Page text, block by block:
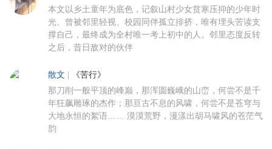
本文以乡土童年为底色，记叙山村少女贫寒压抑的少年时
光。曾被邻里轻视、校园同伴孤立排挤，唯有埋头苦读支
撑自己，最终成为全村唯一考上初中的人。邻里态度反转
之后，昔日敌对的伙伴
散文 《苦行》
那刀削一般平顶的峰巅，那浑圆巍峨的山峦，何尝不是千
年狂飙雕琢的杰作；那亘古不息的风啸，何尝不是苍穹与
大地永恒的絮语…… 漠漠荒野，漫漾出胡马啸风的苍茫气
韵